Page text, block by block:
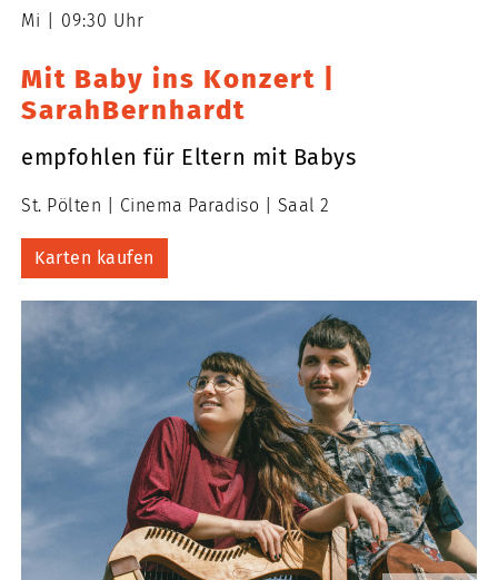
Mi 09:30 Uhr
Mit Baby ins Konzert |
SarahBernhardt
empfohlen für Eltern mit Babys
St. Pölten Cinema Paradiso Saal 2
Karten kaufen